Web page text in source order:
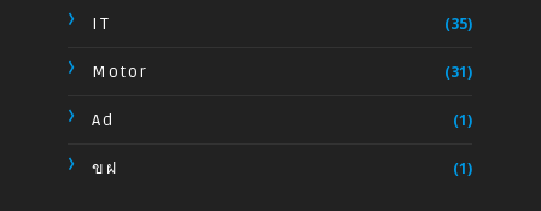
IT (35)
Motor (31)
Ad (1)
ขฝ (1)